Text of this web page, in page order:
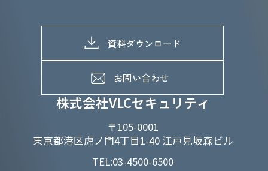
株式会社VLCセキュリティ
〒105-0001
東京都港区虎ノ門4丁目1-40 江戸見坂森ビル
TEL:03-4500-6500
よくあるご質問
SDGs推進体制
D&Iの取り組み
募集職種一覧
メッセージ
メンバーインタビュー
資料ダウンロード
お問い合わせ